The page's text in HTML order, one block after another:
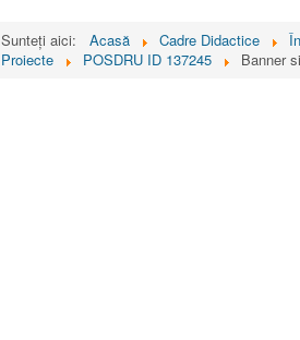
Sunteți aici: Acasă Cadre Didactice
Proiecte
POSDRU ID 137245 Banner